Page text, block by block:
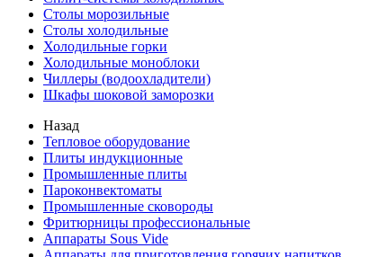
Столы морозильные
Столы холодильные
Холодильные горки
Холодильные моноблоки
Чиллеры (водоохладители)
Шкафы шоковой заморозки
Назад
Тепловое оборудование
Плиты индукционные
Промышленные плиты
Пароконвектоматы
Промышленные сковороды
Фритюрницы профессиональные
Аппараты Sous Vide